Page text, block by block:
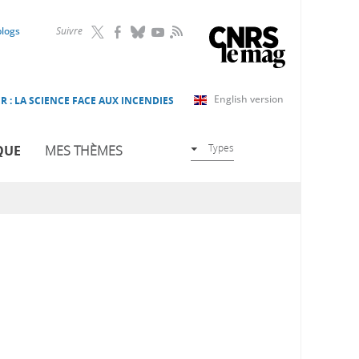
Suivre RSS
English version
: LA SCIENCE FACE AUX INCENDIES
MES THÈMES Types